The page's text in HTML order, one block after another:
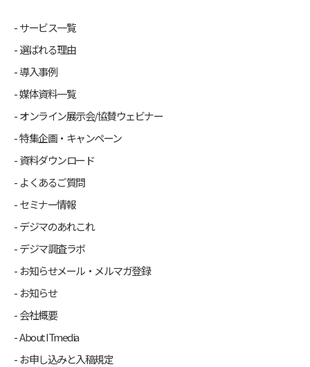
サービス一覧
選ばれる理由
導入事例
媒体資料一覧
オンライン展示会/協賛ウェビナー
特集企画・キャンペーン
資料ダウンロード
よくあるご質問
セミナー情報
デジマのあれこれ
デジマ調査ラボ
お知らせメール・メルマガ登録
お知らせ
会社概要
About ITmedia
お申し込みと入稿規定